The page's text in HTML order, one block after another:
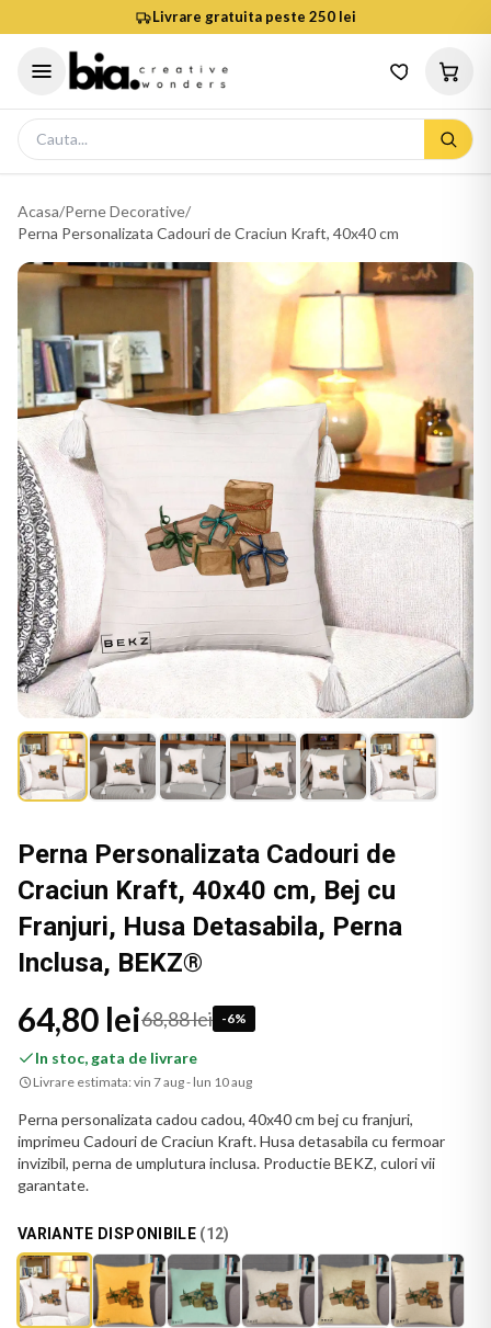
Livrare gratuita peste 250 lei
Acasa/Perne Decorative/
Perna Personalizata Cadouri de Craciun Kraft, 40x40 cm
Perna Personalizata Cadouri de
Craciun Kraft, 40x40 cm, Bej cu
Franjuri, Husa Detasabila, Perna
Inclusa, BEKZ®
64,80 lei68,88 lei -6%
In stoc, gata de livrare
Livrare estimata: vin 7 aug - lun 10 aug
Perna personalizata cadou cadou, 40x40 cm bej cu franjuri,
imprimeu Cadouri de Craciun Kraft. Husa detasabila cu fermoar
invizibil, perna de umplutura inclusa. Productie BEKZ, culori vii
garantate.
VARIANTE DISPONIBILE (12)